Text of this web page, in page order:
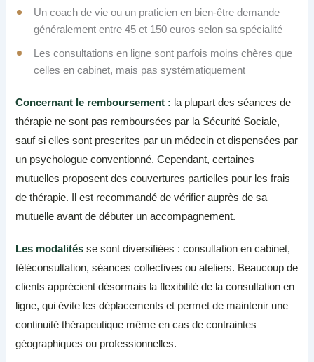
Un coach de vie ou un praticien en bien-être demande
généralement entre 45 et 150 euros selon sa spécialité
Les consultations en ligne sont parfois moins chères que
celles en cabinet, mais pas systématiquement
Concernant le remboursement : la plupart des séances de
thérapie ne sont pas remboursées par la Sécurité Sociale,
sauf si elles sont prescrites par un médecin et dispensées par
un psychologue conventionné. Cependant, certaines
mutuelles proposent des couvertures partielles pour les frais
de thérapie. Il est recommandé de vérifier auprès de sa
mutuelle avant de débuter un accompagnement.
Les modalités se sont diversifiées : consultation en cabinet,
téléconsultation, séances collectives ou ateliers. Beaucoup de
clients apprécient désormais la flexibilité de la consultation en
ligne, qui évite les déplacements et permet de maintenir une
continuité thérapeutique même en cas de contraintes
géographiques ou professionnelles.